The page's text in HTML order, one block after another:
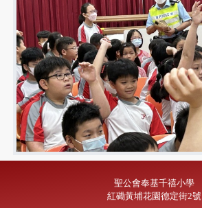
聖公會奉基千禧小學
紅磡黃埔花園德定街2號